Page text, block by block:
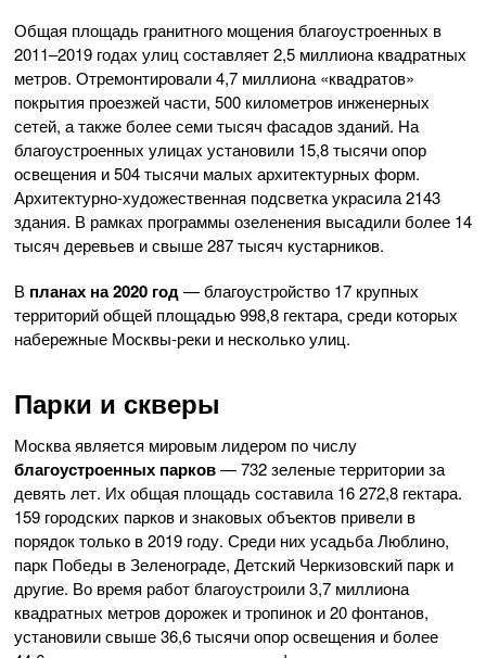
Общая площадь гранитного мощения благоустроенных в
2011–2019 годах улиц составляет 2,5 миллиона квадратных
метров. Отремонтировали 4,7 миллиона «квадратов»
покрытия проезжей части, 500 километров инженерных
сетей, а также более семи тысяч фасадов зданий. На
благоустроенных улицах установили 15,8 тысячи опор
освещения и 504 тысячи малых архитектурных форм.
Архитектурно-художественная подсветка украсила 2143
здания. В рамках программы озеленения высадили более 14
тысяч деревьев и свыше 287 тысяч кустарников.
В планах на 2020 год— благоустройство 17 крупных
территорий общей площадью 998,8 гектара, среди которых
набережные Москвы-реки и несколько улиц.
Парки и скверы
Москва является мировым лидером по числу
благоустроенных парков— 732 зеленые территории за
девять лет. Их общая площадь составила 16 272,8 гектара.
159 городских парков и знаковых объектов привели в
порядок только в 2019 году. Среди них усадьба Люблино,
парк Победы в Зеленограде, Детский Черкизовский парк и
другие. Во время работ благоустроили 3,7 миллиона
квадратных метров дорожек и тропинок и 20 фонтанов,
установили свыше 36,6 тысячи опор освещения и более